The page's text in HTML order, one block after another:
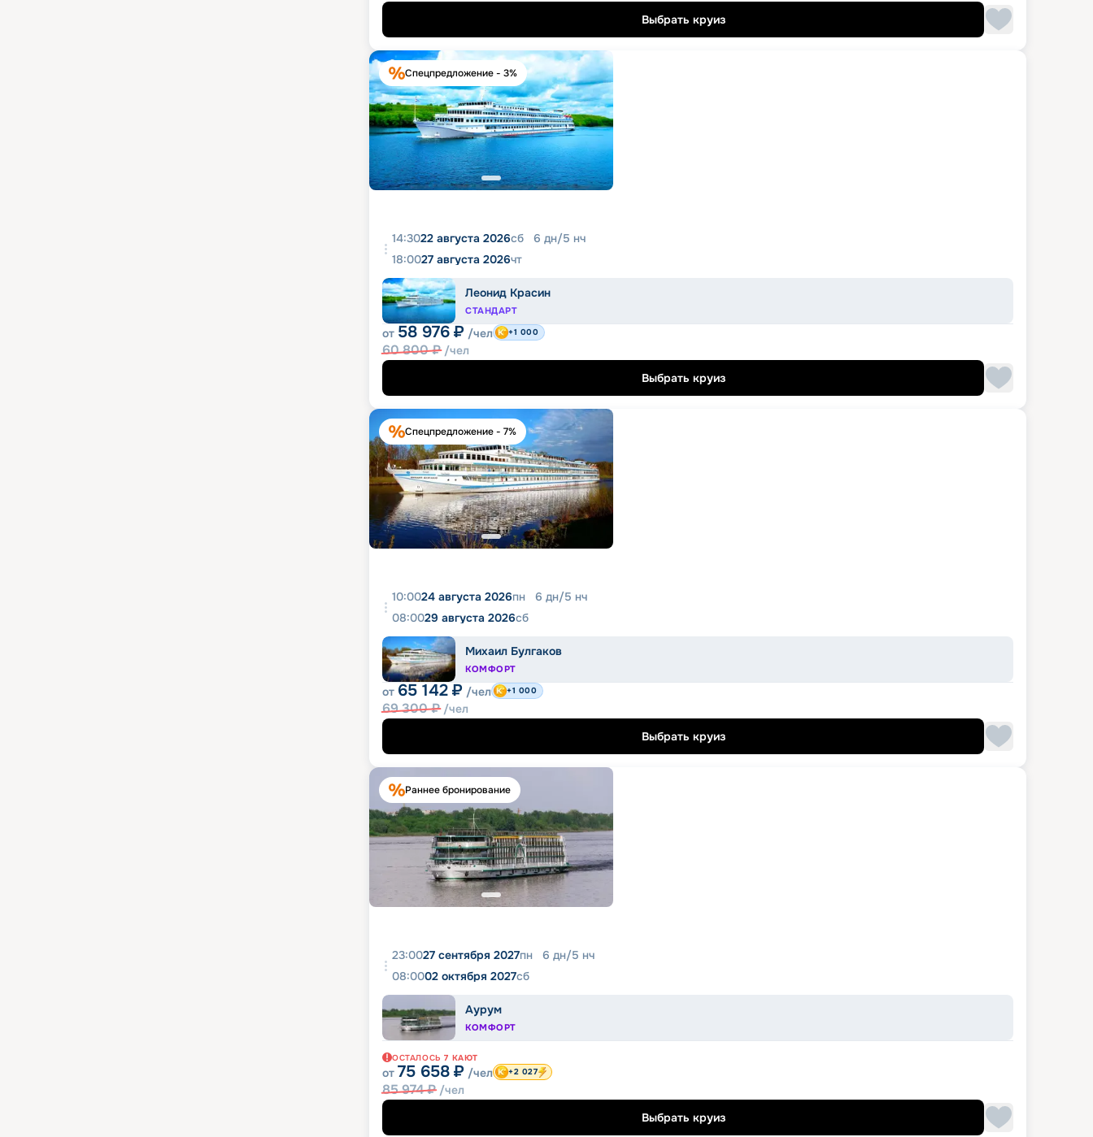
Выбрать круиз
Спецпредложение - 3%
14:3022 августа 2026сб 6 дн/5 нч
18:0027 августа 2026чт
Леонид Красин
СТАНДАРТ
от 58 976 ₽ /чел
60 800₽ /чел
+1 000
Выбрать круиз
Спецпредложение - 7%
10:0024 августа 2026пн 6 дн/5 нч
08:0029 августа 2026сб
Михаил Булгаков
КОМФОРТ
от 65 142 ₽ /чел
69 300₽ /чел
+1 000
Выбрать круиз
Раннее бронирование
23:0027 сентября 2027пн 6 дн/5 нч
08:0002 октября 2027сб
Аурум
КОМФОРТ
ОСТАЛОСЬ 7 КАЮТ
от 75 658 ₽ /чел
85 974₽ /чел
+2 027
Выбрать круиз